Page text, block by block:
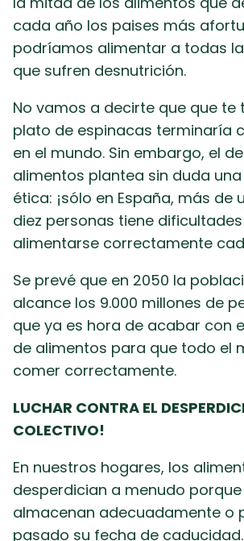
cada año los paises más
podríamos alimentar a todas
que sufren desnutrición.
No vamos a decirte que que te
plato de espinacas terminaría
en el mundo. Sin embargo, el
alimentos plantea sin duda
ética: ¡sólo en España, más de
diez personas tiene
alimentarse correctamente
Se prevé que en 2050 la
alcance los 9.000 millones de
que ya es hora de acabar con
de alimentos para que todo el
comer correctamente.
LUCHAR CONTRA EL
COLECTIVO!
En nuestros hogares, los
desperdician a menudo
almacenan adecuadamente o
pasado su fecha de